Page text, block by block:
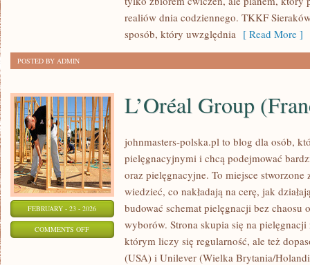
realiów dnia codziennego. TKKF
sposób, który uwzględnia [ Read More ]
POSTED BY ADMIN
FEBRUARY - 23 - 2026
COMMENTS OFFON
L’Oréal Group
johnmasters-polska.pl to blog dla osób,
pielęgnacyjnymi i chcą podejmować
oraz pielęgnacyjne. To miejsce
wiedzieć, co nakładają na cerę, jak
budować schemat pielęgnacji bez chaosu
wyborów. Strona skupia się na
którym liczy się regularność, ale też
(USA) i Unilever (Wielka Brytania/